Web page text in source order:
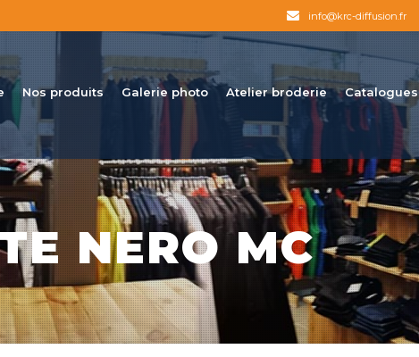
info@krc-diffusion.fr
Nos produits Galerie photo Atelier broderie Catalogues
NERO MC